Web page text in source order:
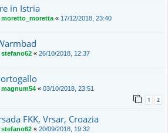
in Istria
moretto_moretta « 17/12/2018, 23:40
stefano62 « 26/10/2018, 12:37
magnum54 « 03/10/2018, 23:51
1 2
FKK, Vrsar, Croazia
stefano62 « 20/09/2018, 19:32